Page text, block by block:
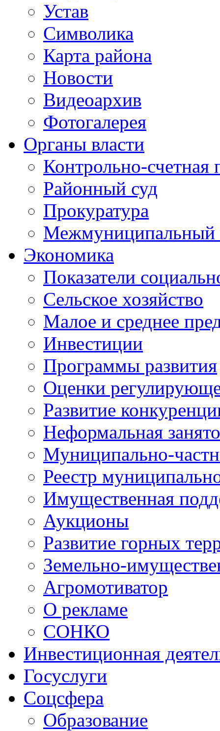
Устав
Символика
Карта района
Новости
Видеоархив
Фотогалерея
Органы власти
Контрольно-счетная
Районный суд
Прокуратура
Межмуниципальный
Экономика
Показатели
Сельское хозяйство
Малое и среднее
Инвестиции
Программы развития
Оценки
Развитие
Неформальная
Муниципально-
Реестр
Имущественная
Аукционы
Развитие горных
Земельно-
Агромотиватор
О рекламе
СОНКО
Инвестиционная
Госуслуги
Соцсфера
Образование